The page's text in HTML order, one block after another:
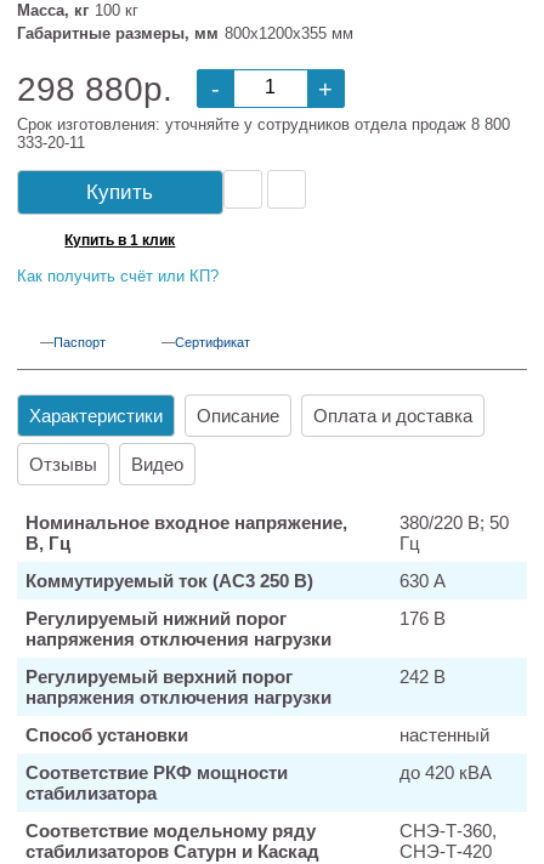
Масса, кг 100 кг
Габаритные размеры, мм 800х1200х355 мм
298 880р. - +
Срок изготовления: уточняйте у сотрудников отдела продаж 8 800
333-20-11
Купить
Купить в 1 клик
Как получить счёт или КП?
Паспорт Сертификат
Характеристики Описание Оплата и доставка
Отзывы Видео
Номинальное входное напряжение,
В, Гц
380/220 В; 50
Гц
Коммутируемый ток (АС3 250 В)
630 А
Регулируемый нижний порог
напряжения отключения нагрузки
176 В
Регулируемый верхний порог
напряжения отключения нагрузки
242 В
Способ установки
настенный
Соответствие РКФ мощности
стабилизатора
до 420 кВА
Соответствие модельному ряду
стабилизаторов Сатурн и Каскад
СНЭ-Т-360,
СНЭ-Т-420